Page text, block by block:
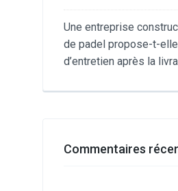
Une entreprise
de padel propose-t-
d’entretien après la
Commentaires